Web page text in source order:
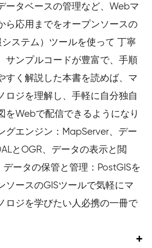
ータベースの管理など、Webマ
ら応用までをオープンソースの
ステム）ツールを使って 丁寧
サンプルコードが豊富で、手順
すく解説した本書を読めば、マ
ロジを理解し、手軽に自分独自
をWebで配信できるようになり
グエンジン：MapServer、デー
とOGR、データの表示と閲
ータの保管と管理：PostGISを
ソースのGISツールで気軽にマ
ロジを学びたい人必携の一冊で